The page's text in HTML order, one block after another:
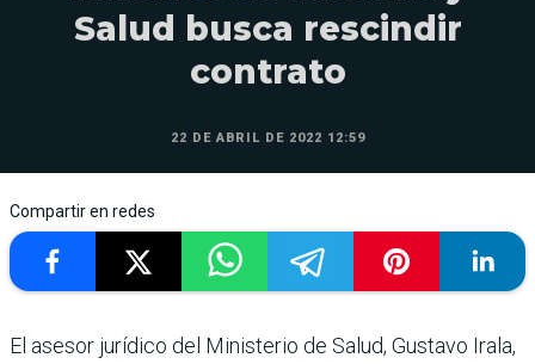
Salud busca rescindir
contrato
22 DE ABRIL DE 2022 12:59
Compartir en redes
El asesor jurídico del Ministerio de Salud, Gustavo Irala,